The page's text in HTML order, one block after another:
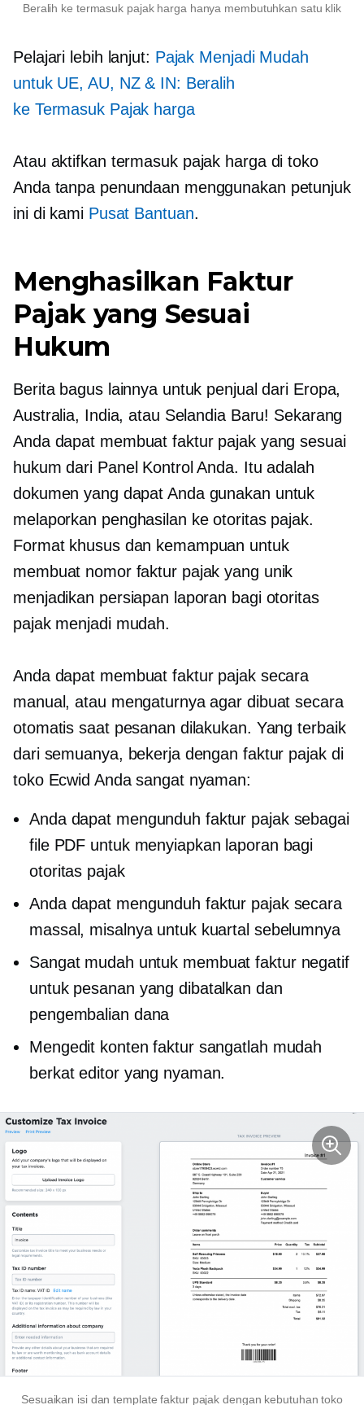
Beralih ke termasuk pajakharga hanya membutuhkan satu klik
Pelajari lebih lanjut: Pajak Menjadi Mudah
untuk UE, AU, NZ & IN: Beralih
ke Termasuk Pajak harga
Atau aktifkan termasuk pajak harga di toko
Anda tanpa penundaan menggunakan petunjuk
ini di kami Pusat Bantuan.
Menghasilkan Faktur
Pajak yang Sesuai
Hukum
Berita bagus lainnya untuk penjual dari Eropa,
Australia, India, atau Selandia Baru! Sekarang
Anda dapat membuat faktur pajak yang sesuai
hukum dari Panel Kontrol Anda. Itu adalah
dokumen yang dapat Anda gunakan untuk
melaporkan penghasilan ke otoritas pajak.
Format khusus dan kemampuan untuk
membuat nomor faktur pajak yang unik
menjadikan persiapan laporan bagi otoritas
pajak menjadi mudah.
Anda dapat membuat faktur pajak secara
manual, atau mengaturnya agar dibuat secara
otomatis saat pesanan dilakukan. Yang terbaik
dari semuanya, bekerja dengan faktur pajak di
toko Ecwid Anda sangat nyaman:
Anda dapat mengunduh faktur pajak sebagai
file PDF untuk menyiapkan laporan bagi
otoritas pajak
Anda dapat mengunduh faktur pajak secara
massal, misalnya untuk kuartal sebelumnya
Sangat mudah untuk membuat faktur negatif
untuk pesanan yang dibatalkan dan
pengembalian dana
Mengedit konten faktur sangatlah mudah
berkat editor yang nyaman.
Sesuaikan isi dan template faktur pajak dengan kebutuhan toko